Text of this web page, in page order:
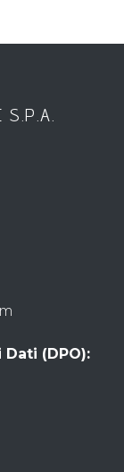
S.P.A.
(DPO):